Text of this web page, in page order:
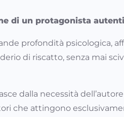
di un protagonista
profondità psicologica,
di riscatto, senza mai
dalla necessità
che attingono